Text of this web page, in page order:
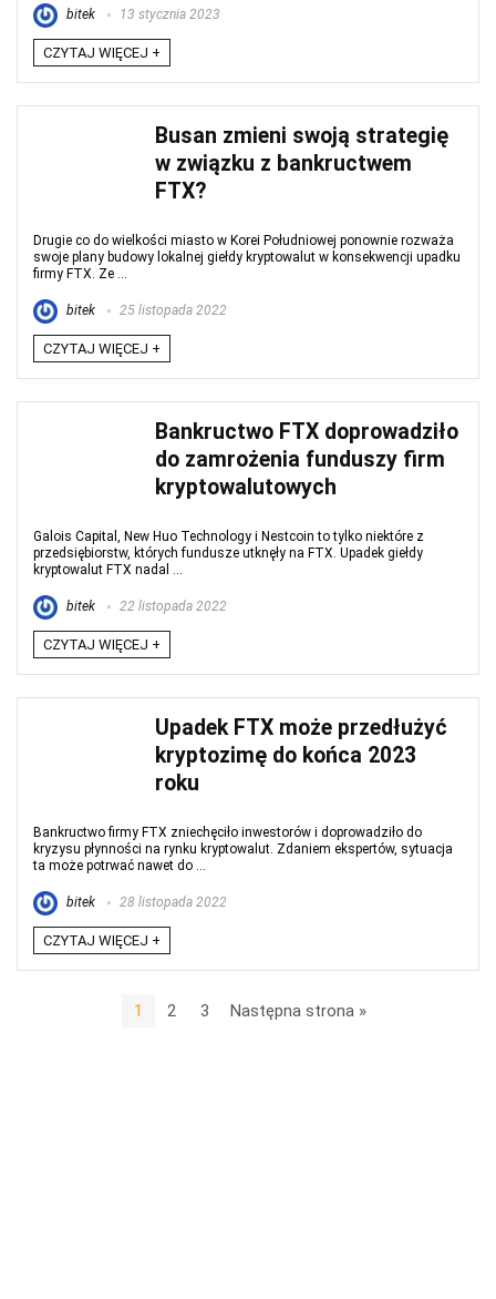
bitek 13 stycznia 2023
CZYTAJ WIĘCEJ +
Busan zmieni swoją strategię
w związku z bankructwem
FTX?
Drugie co do wielkości miasto w Korei Południowej ponownie rozważa
swoje plany budowy lokalnej giełdy kryptowalut w konsekwencji upadku
firmy FTX. Ze ...
bitek 25 listopada 2022
CZYTAJ WIĘCEJ +
Bankructwo FTX doprowadziło
do zamrożenia funduszy firm
kryptowalutowych
Galois Capital, New Huo Technology i Nestcoin to tylko niektóre z
przedsiębiorstw, których fundusze utknęły na FTX. Upadek giełdy
kryptowalut FTX nadal ...
bitek 22 listopada 2022
CZYTAJ WIĘCEJ +
Upadek FTX może przedłużyć
kryptozimę do końca 2023
roku
Bankructwo firmy FTX zniechęciło inwestorów i doprowadziło do
kryzysu płynności na rynku kryptowalut. Zdaniem ekspertów, sytuacja
ta może potrwać nawet do ...
bitek 28 listopada 2022
CZYTAJ WIĘCEJ +
1 2 3 Następna strona »